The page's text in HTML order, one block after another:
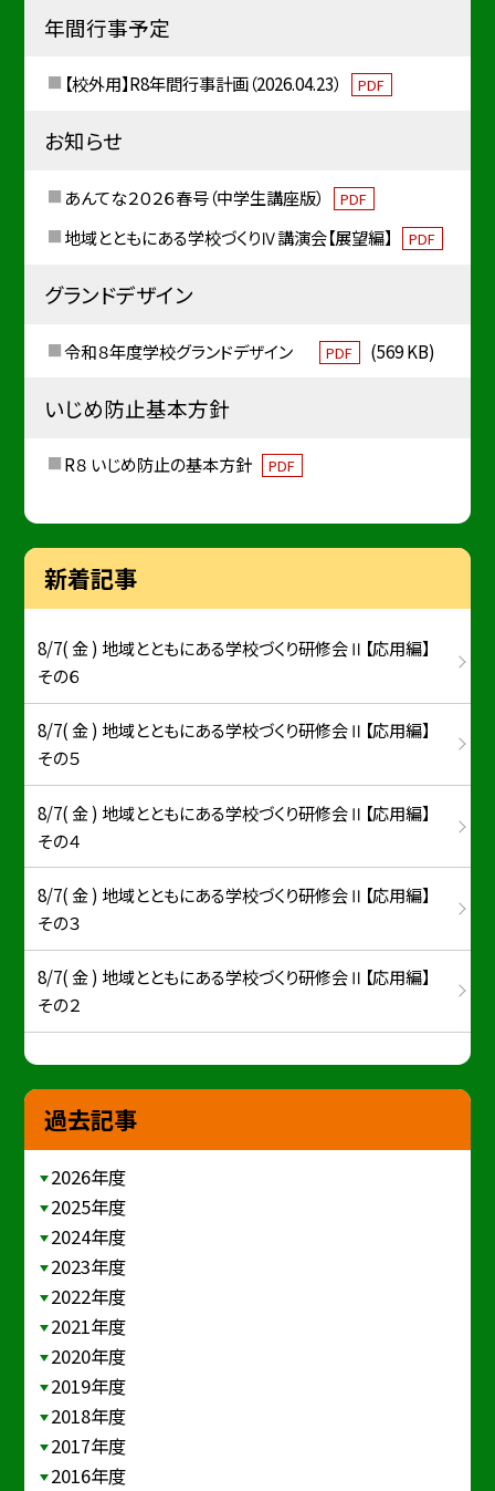
年間行事予定
【校外用】R8年間行事計画（2026.04.23） PDF
お知らせ
あんてな２０２６春号（中学生講座版） PDF
地域とともにある学校づくりⅣ講演会【展望編】 PDF
グランドデザイン
令和８年度学校グランドデザイン PDF (569 KB)
いじめ防止基本方針
R８ いじめ防止の基本方針 PDF
新着記事
8/7( 金 ) 地域とともにある学校づくり研修会Ⅱ【応用編】
その６
8/7( 金 ) 地域とともにある学校づくり研修会Ⅱ【応用編】
その５
8/7( 金 ) 地域とともにある学校づくり研修会Ⅱ【応用編】
その４
8/7( 金 ) 地域とともにある学校づくり研修会Ⅱ【応用編】
その３
8/7( 金 ) 地域とともにある学校づくり研修会Ⅱ【応用編】
その２
過去記事
2026年度
2025年度
2024年度
2023年度
2022年度
2021年度
2020年度
2019年度
2018年度
2017年度
2016年度